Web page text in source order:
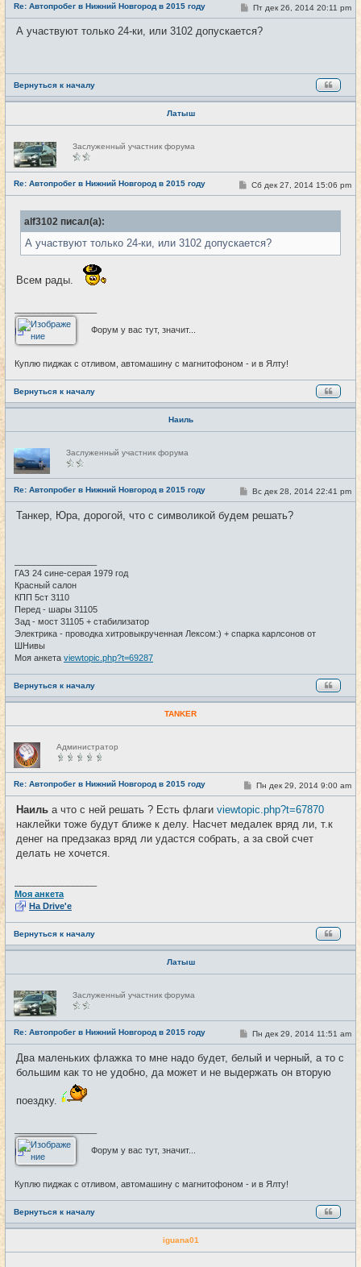
т
и
Re: Автопробег в Нижний Новгород в 2015 году #25
С
о
б
и
Пт дек 26, 2014 20:11 pm
А участвуют только 24-ки, или 3102 допускается?
Вернуться к началу
Латыш
Н
е
в
с
е
Заслуженный участник форума
Re: Автопробег в Нижний Новгород в 2015 году #26
С
о
е
н
Сб дек 27, 2014 15:06 pm
alf3102 писал(а):
А участвуют только 24-ки, или 3102 допускается?
Всем рады.
Форум у вас тут, значит...
Куплю пиджак с отливом, автомашину с магнитофоном - и в Ялту!
Вернуться к началу
Наиль
Н
е
в
с
е
Заслуженный участник форума
Re: Автопробег в Нижний Новгород в 2015 году #27
С
о
б
Вс дек 28, 2014 22:41 pm
Танкер, Юра, дорогой, что с символикой будем решать?
ГАЗ 24 сине-серая 1979 год
Красный салон
КПП 5ст 3110
Перед - шары 31105
Зад - мост 31105 + стабилизатор
Электрика - проводка хитровыкрученная Лексом:) + спарка карлсонов от
ШНивы
Моя анкета viewtopic.php?t=69287
Вернуться к началу
TANKER
Н
е
в
с
е
т
и
Администратор
Re: Автопробег в Нижний Новгород в 2015 году #28
С
о
о
б
щ
н
Пн дек 29, 2014 9:00 am
Наиль а что с ней решать ? Есть флаги viewtopic.php?t=67870
наклейки тоже будут ближе к делу. Насчет медалек вряд ли, т.к
денег на предзаказ вряд ли удастся собрать, а за свой счет
делать не хочется.
Моя анкета
На Drive'e
Вернуться к началу
Латыш
Н
е
в
с
е
т
и
Заслуженный участник форума
Re: Автопробег в Нижний Новгород в 2015 году #29
С
о
б
щ
е
Пн дек 29, 2014 11:51 am
Два маленьких флажка то мне надо будет, белый и черный, а то с
большим как то не удобно, да может и не выдержать он вторую
поездку.
Форум у вас тут, значит...
Куплю пиджак с отливом, автомашину с магнитофоном - и в Ялту!
Вернуться к началу
iguana01